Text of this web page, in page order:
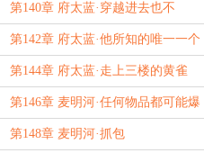
第140章 府太蓝·穿越进去也不
错……？
第142章 府太蓝·他所知的唯一一个
家
第144章 府太蓝·走上三楼的黄雀
第146章 麦明河·任何物品都可能爆
炸哦
第148章 麦明河·抓包